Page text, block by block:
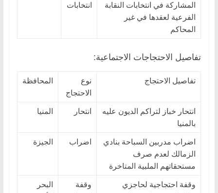
المشاركة في انتخابات النقابة
الفرعية لعقدها في غير
المحاكم
انتخابات
تفاصيل الاحتجاجات الاجتماعية:
تفاصيل الاحتجاج
نوع
الاحتجاج
المحافظة
انتحار خباز لتراكم الديون عليه
بالمنيا
انتحار المنيا
اضراب مدربين السباحة بنادي
الزمالك لعدم صرف
مستحقاتهم الملبية المتاخرة
اضراب الجيزة
وقفة احتجاجية لحاجزي
وقفة
البحر